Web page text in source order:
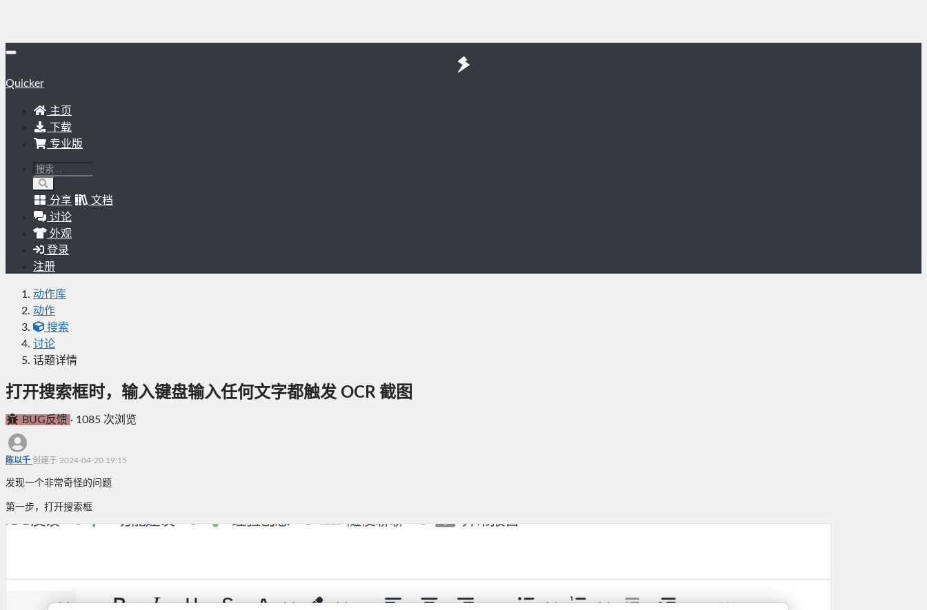
Quicker
主页
下载
专业版
分享
文档
讨论
外观
登录
注册
动作库
动作
搜索
讨论
话题详情
打开搜索框时，输入键盘输入任何文字都触发 OCR 截图
BUG反馈 · 1085 次浏览
陈以千 创建于 2024-04-20 19:15
发现一个非常奇怪的问题
第一步，打开搜索框